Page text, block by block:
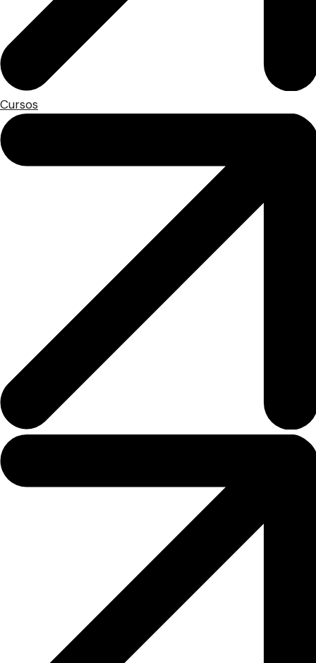
Cursos